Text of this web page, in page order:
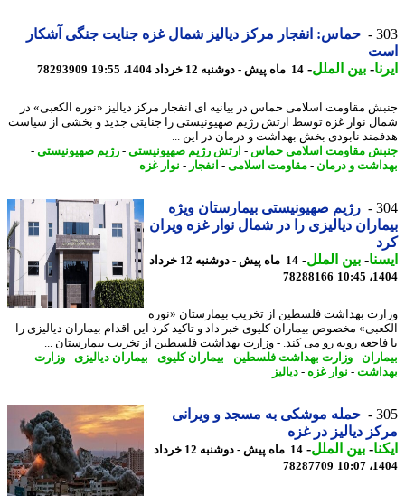
حماس: انفجار مرکز دیالیز شمال غزه جنایت جنگی آشکار
-بین الملل-14 ماه پیش - دوشنبه 12 خرداد 1404، 19:55 78293909
مقاومت اسلامی حماس در بیانیه ای انفجار مرکز دیالیز «نوره الکعبی» در
نوار غزه توسط ارتش رژیم صهیونیستی را جنایتی جدید و بخشی از سیاست
نابودی بخش بهداشت و درمان در این ...
مقاومت اسلامی حماس-ارتش رژیم صهیونیستی-رژیم صهیونیستی-
و درمان -مقاومت اسلامی-انفجار-نوار غزه
رژیم صهیونیستی بیمارستان ویژه
دیالیزی را در شمال نوار غزه ویران
-بین الملل-
14 ماه پیش - دوشنبه 12 خرداد
78288166
بهداشت فلسطین از تخریب بیمارستان «نوره
مخصوص بیماران کلیوی خبر داد و تاکید کرد این اقدام بیماران دیالیزی را
روبه رو می کند. - وزارت بهداشت فلسطین از تخریب بیمارستان ...
- وزارت بهداشت فلسطین-بیماران کلیوی-بیماران دیالیزی- وزارت
-نوار غزه -دیالیز
حمله موشکی به مسجد و ویرانی
دیالیز در غزه
-بین الملل-
14 ماه پیش - دوشنبه 12 خرداد
78287709